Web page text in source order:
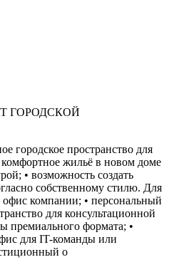
ГОРОДСКОЙ
городское пространство для
жильё в новом доме
• возможность создать
собственному стилю. Для
офис компании; • персональный
для консультационной
премиального формата; •
для IT-команды или
о